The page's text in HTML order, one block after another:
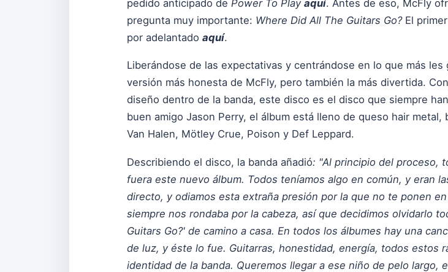
pedido anticipado de Power To Play aquí. Antes de eso, McFly
pregunta muy importante: Where Did All The Guitars Go?El
por adelantado aquí.
Liberándose de las expectativas y centrándose en lo que más
versión más honesta de McFly, pero también la más divertida.
diseño dentro de la banda, este disco es el disco que siempre
buen amigo Jason Perry, el álbum está lleno de queso hair
Van Halen, Mötley Crue, Poison y Def Leppard.
Describiendo el disco, la banda añadió: "Al principio del proceso,
fuera este nuevo álbum. Todos teníamos algo en común, y eran
directo, y odiamos esta extraña presión por la que no te ponen
siempre nos rondaba por la cabeza, así que decidimos olvidarlo
Guitars Go?' de camino a casa. En todos los álbumes hay una
de luz, y éste lo fue. Guitarras, honestidad, energía, todos estos
identidad de la banda. Queremos llegar a ese niño de pelo largo,